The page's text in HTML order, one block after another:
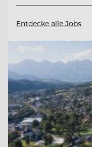
Entdecke alle Jobs